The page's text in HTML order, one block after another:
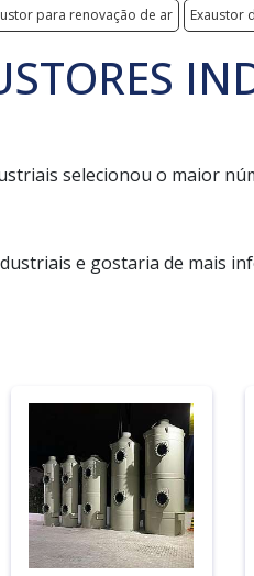
para renovação de ar Exaustor
selecionou o maior
e gostaria de mais